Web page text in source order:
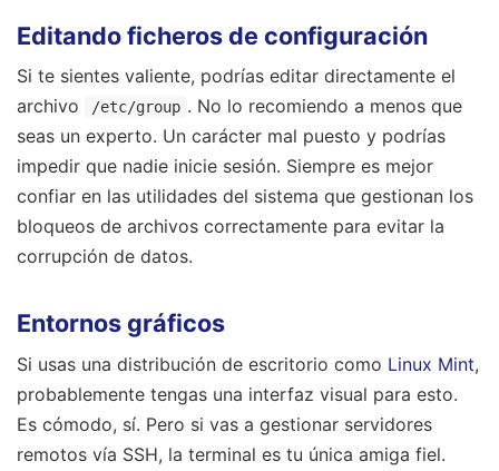
Editando ficheros de configuración
Si te sientes valiente, podrías editar directamente el
archivo
/etc/group . No lo recomiendo a menos que
seas un experto. Un carácter mal puesto y podrías
impedir que nadie inicie sesión. Siempre es mejor
confiar en las utilidades del sistema que gestionan los
bloqueos de archivos correctamente para evitar la
corrupción de datos.
Entornos gráficos
Si usas una distribución de escritorio como Linux Mint,
probablemente tengas una interfaz visual para esto.
Es cómodo, sí. Pero si vas a gestionar servidores
remotos vía SSH, la terminal es tu única amiga fiel.